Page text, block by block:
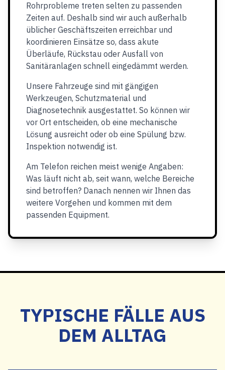
Rohrprobleme treten selten zu passenden
Zeiten auf. Deshalb sind wir auch außerhalb
üblicher Geschäftszeiten erreichbar und
koordinieren Einsätze so, dass akute
Überläufe, Rückstau oder Ausfall von
Sanitäranlagen schnell eingedämmt werden.
Unsere Fahrzeuge sind mit gängigen
Werkzeugen, Schutzmaterial und
Diagnosetechnik ausgestattet. So können wir
vor Ort entscheiden, ob eine mechanische
Lösung ausreicht oder ob eine Spülung bzw.
Inspektion notwendig ist.
Am Telefon reichen meist wenige Angaben:
Was läuft nicht ab, seit wann, welche Bereiche
sind betroffen? Danach nennen wir Ihnen das
weitere Vorgehen und kommen mit dem
passenden Equipment.
TYPISCHE FÄLLE AUS
DEM ALLTAG